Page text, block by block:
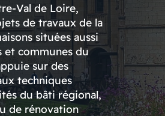
Val de Loire,
de travaux de la
situées aussi
et communes du
sur des
techniques
du bâti régional,
de rénovation